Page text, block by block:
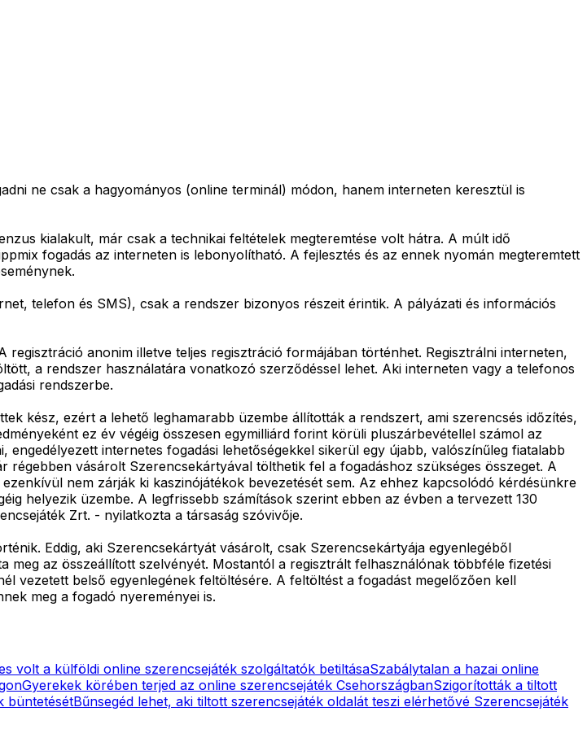
ne csak a hagyományos (online terminál) módon, hanem interneten keresztül is
kialakult, már csak a technikai feltételek megteremtése volt hátra. A múlt idő
fogadás az interneten is lebonyolítható. A fejlesztés és az ennek nyomán megteremtett
telefon és SMS), csak a rendszer bizonyos részeit érintik. A pályázati és információs
anonim illetve teljes regisztráció formájában történhet. Regisztrálni interneten,
a rendszer használatára vonatkozó szerződéssel lehet. Aki interneten vagy a telefonos
rendszerbe.
kész, ezért a lehető leghamarabb üzembe állították a rendszert, ami szerencsés időzítés,
ez év végéig összesen egymilliárd forint körüli pluszárbevétellel számol az
internetes fogadási lehetőségekkel sikerül egy újabb, valószínűleg fiatalabb
vásárolt Szerencsekártyával tölthetik fel a fogadáshoz szükséges összeget. A
nem zárják ki kaszinójátékok bevezetését sem. Az ehhez kapcsolódó kérdésünkre
helyezik üzembe. A legfrissebb számítások szerint ebben az évben a tervezett 130
Zrt. - nyilatkozta a társaság szóvivője.
Eddig, aki Szerencsekártyát vásárolt, csak Szerencsekártyája egyenlegéből
az összeállított szelvényét. Mostantól a regisztrált felhasználónak többféle fizetési
vezetett belső egyenlegének feltöltésére. A feltöltést a fogadást megelőzően kell
meg a fogadó nyereményei is.
volt a külföldi online szerencsejáték szolgáltatók betiltásaSzabálytalan a hazai online
Gyerekek körében terjed az online szerencsejáték CsehországbanSzigorították a tiltott
büntetésétBűnsegéd lehet, aki tiltott szerencsejáték oldalát teszi elérhetővé Szerencsejáték